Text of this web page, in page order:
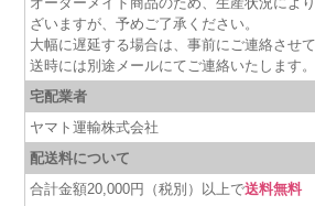
ざいますが、予めご了承ください。
大幅に遅延する場合は、事前にご連絡させ
送時には別途メールにてご連絡いたします。
宅配業者
ヤマト運輸株式会社
配送料について
合計金額20,000円（税別）以上で送料無料